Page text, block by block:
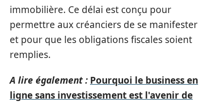
immobilière. Ce délai est conçu pour
permettre aux créanciers de se manifester
et pour que les obligations fiscales soient
remplies.
A lire également : Pourquoi le business en
ligne sans investissement est l'avenir de